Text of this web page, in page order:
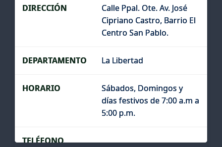
Calle Ppal. Ote. Av. José
Cipriano Castro, Barrio El
Centro San Pablo.
La Libertad
Sábados, Domingos y
días festivos de 7:00 a.m a
5:00 p.m.